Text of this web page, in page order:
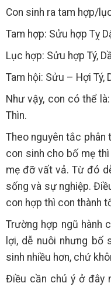
Con sinh ra tam hợp/
Tam hợp: Sửu hợp Tỵ
Lục hợp: Sửu hợp Tý,
Tam hội: Sửu – Hợi Tý,
Như vậy, con có thể là:
Thìn.
Theo nguyên tắc phân
con sinh cho bố mẹ
mẹ đỡ vất vả. Từ đó
sống và sự nghiệp.
con hợp thì con thành
Trường hợp ngũ hành
lợi, dễ nuôi nhưng bố
sinh nhiều hơn, chứ
Điều cần chú ý ở đây